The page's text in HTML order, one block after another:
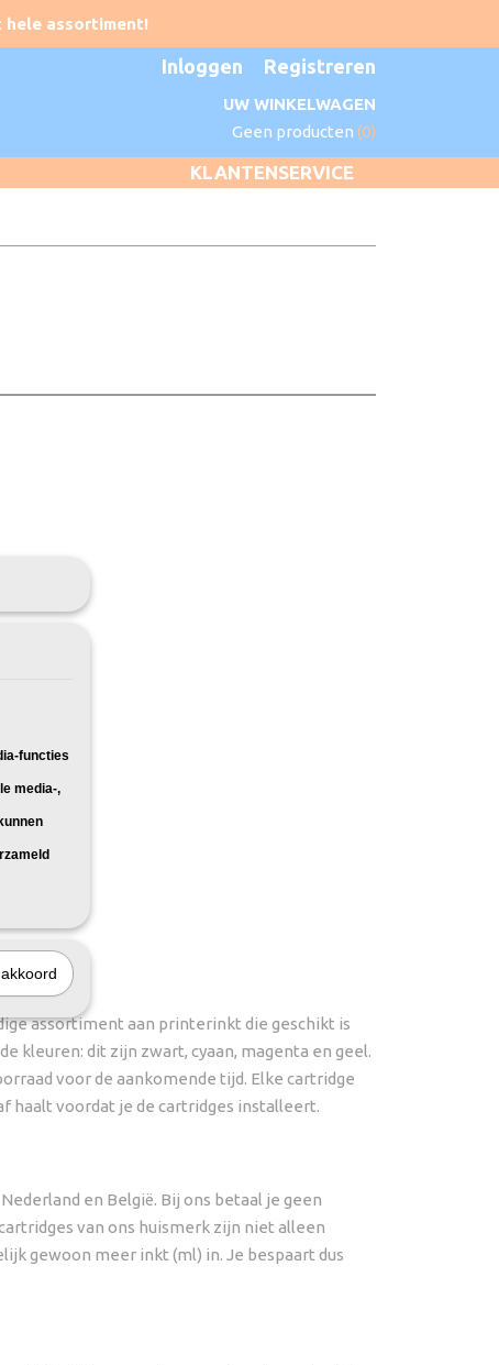
Inloggen Registreren
UW WINKELWAGEN
Geen producten (0)
KLANTENSERVICE
assortiment aan printerinkt die geschikt is
dit zijn zwart, cyaan, magenta en geel.
voor de aankomende tijd. Elke cartridge
haalt voordat je de cartridges installeert.
en België. Bij ons betaal je geen
van ons huismerk zijn niet alleen
gewoon meer inkt (ml) in. Je bespaart dus
functies
media-,